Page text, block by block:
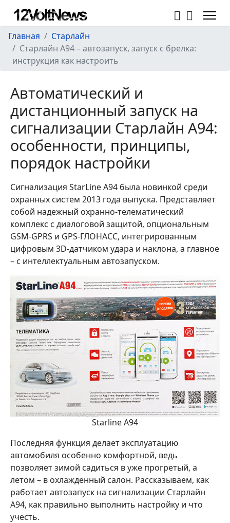
Главная
Старлайн
Старлайн А94 – автозапуск, запуск с брелка:
инструкция как настроить
Автоматический и
дистанционный запуск на
сигнализации Старлайн А94:
особенности, принципы,
порядок настройки
Сигнализация StarLine A94 была новинкой среди
охранных систем 2013 года выпуска. Представляет
собой надежный охранно-телематический
комплекс с диалоговой защитой, опциональным
GSM-GPRS и GPS-ГЛОНАСС, интегрированным
цифровым 3D-датчиком удара и наклона, а главное
– с интеллектуальным автозапуском.
Starline A94
Последняя функция делает эксплуатацию
автомобиля особенно комфортной, ведь
позволяет зимой садиться в уже прогретый, а
летом – в охлажденный салон. Рассказываем, как
работает автозапуск на сигнализации Старлайн
А94, как правильно выполнить настройку и что
учесть.